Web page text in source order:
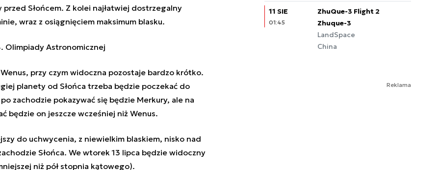
Słońcem. Z kolei najłatwiej dostrzegalny
wraz z osiągnięciem maksimum blasku.
Olimpiady Astronomicznej
przy czym widoczna pozostaje bardzo krótko.
planety od Słońca trzeba będzie poczekać do
zachodzie pokazywać się będzie Merkury, ale na
będzie on jeszcze wcześniej niż Wenus.
do uchwycenia, z niewielkim blaskiem, nisko nad
Słońca. We wtorek 13 lipca będzie widoczny
niż pół stopnia kątowego).
11 SIE
01:45
ZhuQue-3 Flight 2
Zhuque-3
LandSpace
China
Reklama